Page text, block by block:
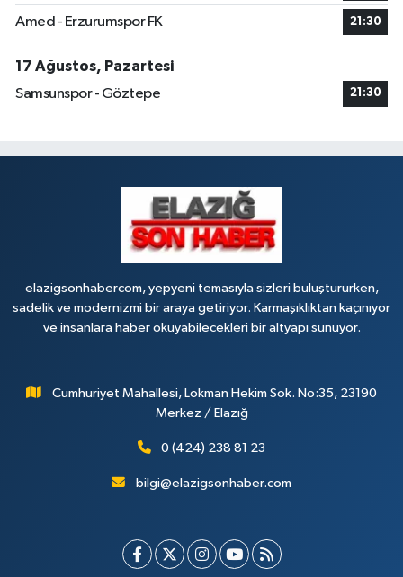
Amed - Erzurumspor FK 21:30
17 Ağustos, Pazartesi
Samsunspor - Göztepe
21:30
elazigsonhabercom, yepyeni temasıyla sizleri buluştururken,
sadelik ve modernizmi bir araya getiriyor. Karmaşıklıktan kaçınıyor
ve insanlara haber okuyabilecekleri bir altyapı sunuyor.
Cumhuriyet Mahallesi, Lokman Hekim Sok. No:35, 23190
Merkez / Elazığ
0 (424) 238 81 23
bilgi@elazigsonhaber.com